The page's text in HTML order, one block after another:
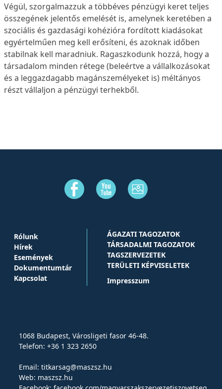
Végül, szorgalmazzuk a többéves pénzügyi keret teljes
összegének jelentős emelését is, amelynek keretében a
szociális és gazdasági kohézióra fordított kiadásokat
egyértelműen meg kell erősíteni, és azoknak időben
stabilnak kell maradniuk. Ragaszkodunk hozzá, hogy a
társadalom minden rétege (beleértve a vállalkozásokat
és a leggazdagabb magánszemélyeket is) méltányos
részt vállaljon a pénzügyi terhekből.
Rólunk
Hírek
Események
Dokumentumtár
Kapcsolat
ÁGAZATI TAGOZATOK
TÁRSADALMI TAGOZATOK
TAGSZERVEZETEK
TERÜLETI KÉPVISELETEK
Impresszum
1068 Budapest, Városligeti fasor 46-48.
Telefon: +36 1 323 2650
Email: titkarsag@maszsz.hu
Web: maszsz.hu